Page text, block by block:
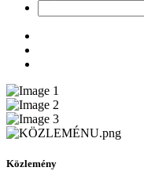
Közlemény